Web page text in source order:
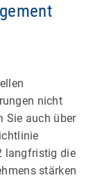
nicht
Sie auch über
langfristig die
stärken